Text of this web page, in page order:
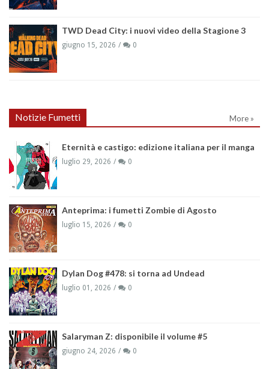
TWD Dead City: i nuovi video della Stagione 3
giugno 15, 2026 0
Notizie Fumetti More »
Eternità e castigo: edizione italiana per il manga
luglio 29, 2026 0
Anteprima: i fumetti Zombie di Agosto
luglio 15, 2026 0
Dylan Dog #478: si torna ad Undead
luglio 01, 2026 0
Salaryman Z: disponibile il volume #5
giugno 24, 2026 0